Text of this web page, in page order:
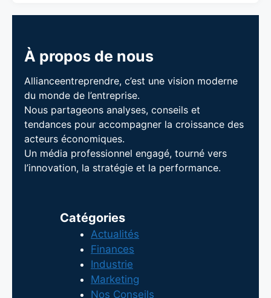
À propos de nous
Allianceentreprendre, c’est une vision moderne
du monde de l’entreprise.
Nous partageons analyses, conseils et
tendances pour accompagner la croissance des
acteurs économiques.
Un média professionnel engagé, tourné vers
l’innovation, la stratégie et la performance.
Catégories
Actualités
Finances
Industrie
Marketing
Nos Conseils